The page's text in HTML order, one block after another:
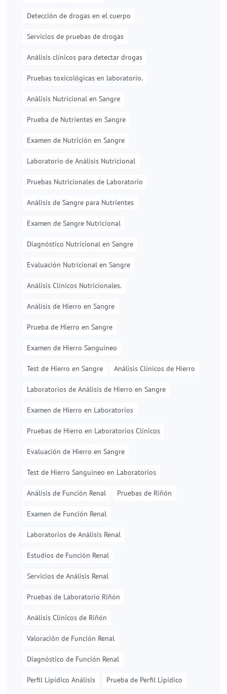
Detección de drogas en el cuerpo
Servicios de pruebas de drogas
Análisis clínicos para detectar drogas
Pruebas toxicológicas en laboratorio.
Análisis Nutricional en Sangre
Prueba de Nutrientes en Sangre
Examen de Nutrición en Sangre
Laboratorio de Análisis Nutricional
Pruebas Nutricionales de Laboratorio
Análisis de Sangre para Nutrientes
Examen de Sangre Nutricional
Diagnóstico Nutricional en Sangre
Evaluación Nutricional en Sangre
Análisis Clínicos Nutricionales.
Análisis de Hierro en Sangre
Prueba de Hierro en Sangre
Examen de Hierro Sanguíneo
Test de Hierro en Sangre Análisis Clínicos de Hierro
Laboratorios de Análisis de Hierro en Sangre
Examen de Hierro en Laboratorios
Pruebas de Hierro en Laboratorios Clínicos
Evaluación de Hierro en Sangre
Test de Hierro Sanguíneo en Laboratorios
Análisis de Función Renal Pruebas de Riñón
Examen de Función Renal
Laboratorios de Análisis Renal
Estudios de Función Renal
Servicios de Análisis Renal
Pruebas de Laboratorio Riñón
Análisis Clínicos de Riñón
Valoración de Función Renal
Diagnóstico de Función Renal
Perfil Lipídico Análisis Prueba de Perfil Lipídico